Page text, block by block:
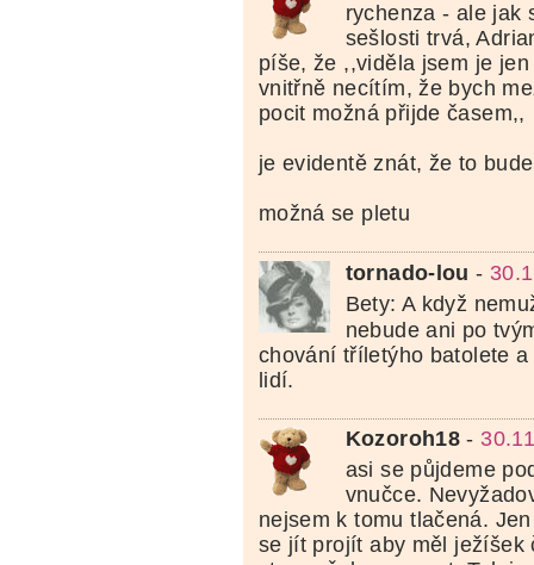
rychenza - ale jak
sešlosti trvá,
píše, že ,,viděla jsem je
vnitřně necítím, že bych
pocit možná přijde časem,,
je evidentě znát, že to
možná se pletu
tornado-lou -
Bety: A když
nebude ani po
chování tříletýho batolete
lidí.
Kozoroh18 -
asi se půjdeme
vnučce.
nejsem k tomu tlačená.
se jít projít aby měl ježíšek